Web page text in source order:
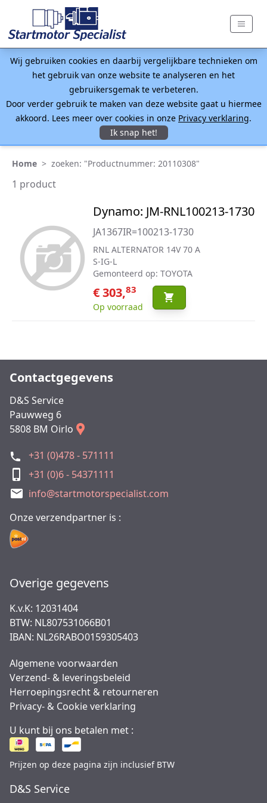
Wij gebruiken cookies en daarbij vergelijkbare technieken om
het gebruik van onze website te analyseren en het
gebruikersgemak te verbeteren.
Door verder gebruik te maken van deze website gaat u hiermee
akkoord. Lees meer over cookies in onze Privacy verklaring.
Ik snap het!
Home > zoeken: "Productnummer: 20110308"
1 product
Dynamo: JM-RNL100213-1730
JA1367IR=100213-1730
RNL ALTERNATOR 14V 70 A
S-IG-L
Gemonteerd op: TOYOTA
€ 303,83
Op voorraad
Contactgegevens
D&S Service
Pauwweg 6
5808 BM Oirlo
+31 (0)478 - 571111
+31 (0)6 - 54371111
info@startmotorspecialist.com
Onze verzendpartner is :
Overige gegevens
K.v.K: 12031404
BTW: NL807531066B01
IBAN: NL26RABO0159305403
Algemene voorwaarden
Verzend- & leveringsbeleid
Herroepingsrecht & retourneren
Privacy- & Cookie verklaring
U kunt bij ons betalen met :
Prijzen op deze pagina zijn inclusief BTW
D&S Service